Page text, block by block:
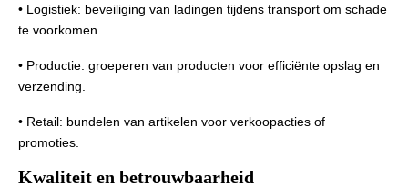
• Logistiek: beveiliging van ladingen tijdens transport om schade
te voorkomen.
• Productie: groeperen van producten voor efficiënte opslag en
verzending.
• Retail: bundelen van artikelen voor verkoopacties of
promoties.
Kwaliteit en betrouwbaarheid